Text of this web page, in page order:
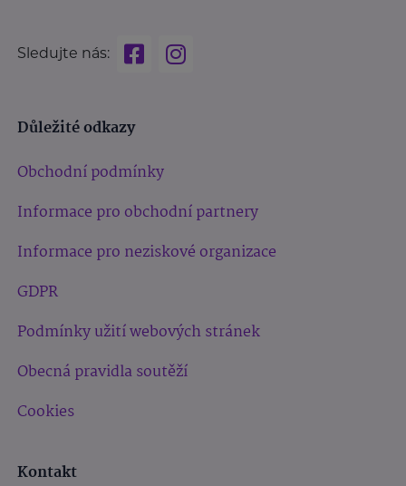
Sledujte nás:
Důležité odkazy
Obchodní podmínky
Informace pro obchodní partnery
Informace pro neziskové organizace
GDPR
Podmínky užití webových stránek
Obecná pravidla soutěží
Cookies
Kontakt